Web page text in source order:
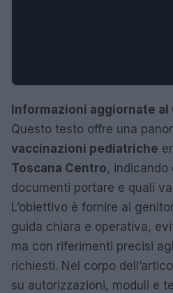
Informazioni aggiornate al
Questo testo offre una
vaccinazioni pediatriche
Toscana Centro, indicando
documenti portare e quali
L’obiettivo è fornire ai
guida chiara e operativa,
ma con riferimenti precisi
richiesti. Nel corpo
su autorizzazioni, moduli e